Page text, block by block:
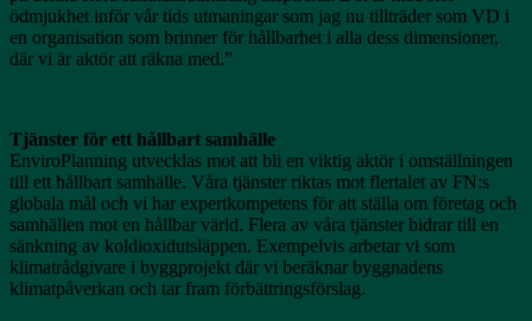
ödmjukhet inför vår tids utmaningar som jag nu tillträder som VD i
en organisation som brinner för hållbarhet i alla dess dimensioner,
där vi är aktör att räkna med.”
Tjänster för ett hållbart samhälle
EnviroPlanning utvecklas mot att bli en viktig aktör i omställningen
till ett hållbart samhälle. Våra tjänster riktas mot flertalet av FN:s
globala mål och vi har expertkompetens för att ställa om företag och
samhällen mot en hållbar värld. Flera av våra tjänster bidrar till en
sänkning av koldioxidutsläppen. Exempelvis arbetar vi som
klimatrådgivare i byggprojekt där vi beräknar byggnadens
klimatpåverkan och tar fram förbättringsförslag.